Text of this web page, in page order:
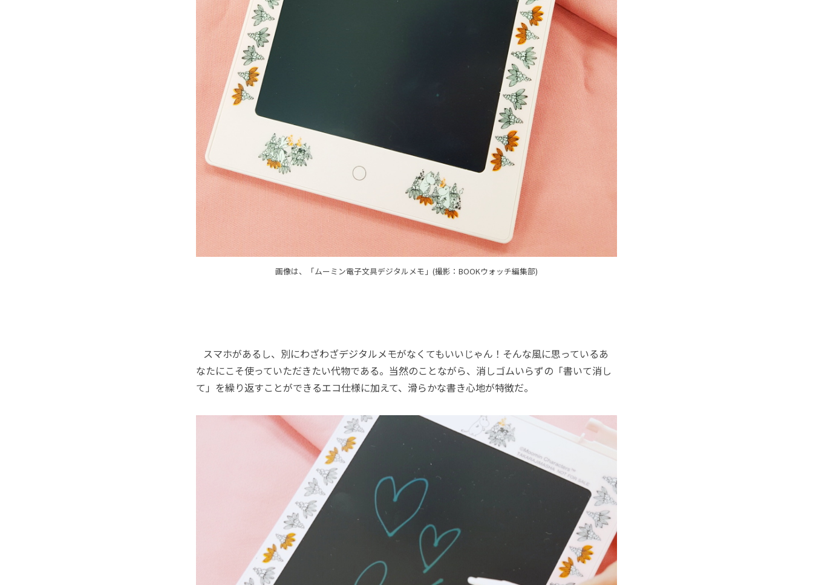
画像は、「ムーミン電子文具デジタルメモ」(撮影：BOOKウォッチ編集部)
スマホがあるし、別にわざわざデジタルメモがなくてもいいじゃん！そんな風に思っているあ
なたにこそ使っていただきたい代物である。当然のことながら、消しゴムいらずの「書いて消し
て」を繰り返すことができるエコ仕様に加えて、滑らかな書き心地が特徴だ。